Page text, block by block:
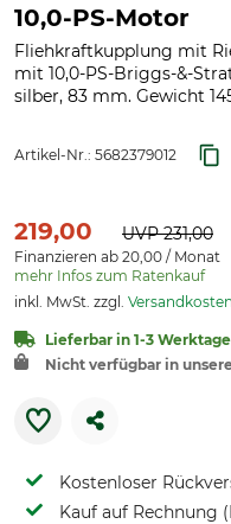
10,0-PS-Motor
Fliehkraftkupplung mit
mit 10,0-PS-Briggs-&-
silber, 83 mm. Gewicht
Artikel-Nr.: 5682379012
219,00 UVP231,00
Finanzieren ab 20,00 / Monat
mehr Infos zum Ratenkauf
inkl. MwSt. zzgl. Versandkosten
Lieferbar in 1-3
Nicht verfügbar in
Kostenloser
Kauf auf Rechnung